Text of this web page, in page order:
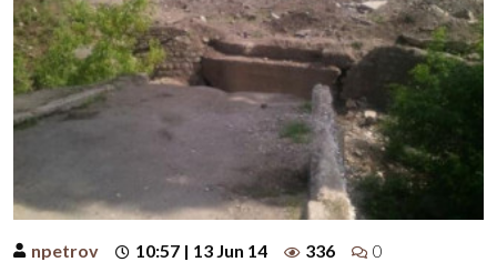
npetrov 10:57 | 13 Jun 14 336 0